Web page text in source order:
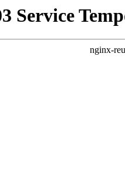
Service
nginx-